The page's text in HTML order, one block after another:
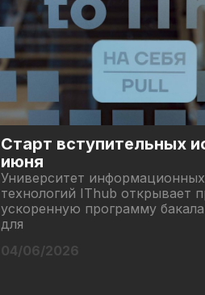
Старт вступительных
июня
Университет
технологий IThub открывает
ускоренную программу
для
04/06/2026